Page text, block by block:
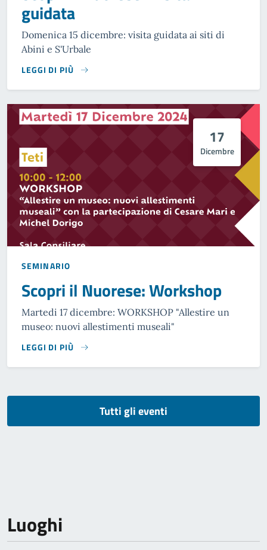
guidata
Domenica 15 dicembre: visita guidata ai siti di
Abini e S'Urbale
LEGGI DI PIÙ
17
Dicembre
SEMINARIO
Scopri il Nuorese: Workshop
Martedi 17 dicembre: WORKSHOP "Allestire un
museo: nuovi allestimenti museali"
LEGGI DI PIÙ
Tutti gli eventi
Luoghi